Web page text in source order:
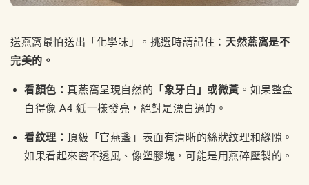
送燕窩最怕送出「化學味」。挑選時請記住： 天然燕窩是不
完美的。
看顏色：真燕窩呈現自然的 「象牙白」或微黃 。如果整盒
白得像 A4 紙一樣發亮，絕對是漂白過的。
看紋理：頂級「官燕盞」表面有清晰的絲狀紋理和縫隙。
如果看起來密不透風、像塑膠塊，可能是用燕碎壓製的。